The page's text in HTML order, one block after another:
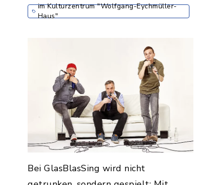
im Kulturzentrum "Wolfgang-Eychmüller-
Haus"
Bei GlasBlasSing wird nicht